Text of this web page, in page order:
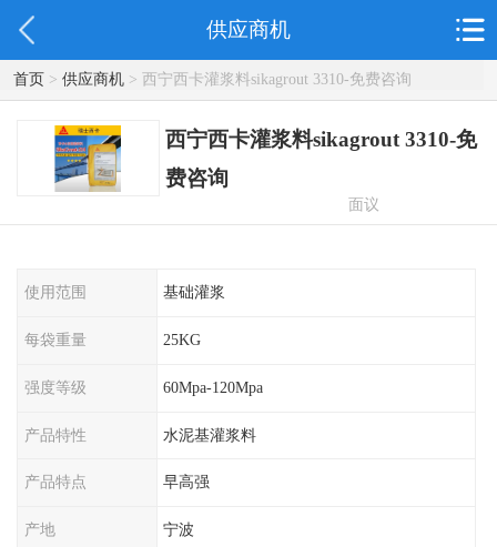
供应商机
首页> 供应商机> 西宁西卡灌浆料sikagrout 3310-免费咨询
西宁西卡灌浆料sikagrout 3310-免
费咨询
面议
使用范围 基础灌浆
每袋重量 25KG
强度等级 60Mpa-120Mpa
产品特性 水泥基灌浆料
产品特点 早高强
产地 宁波